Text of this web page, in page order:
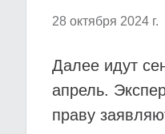
28 октября 2024 г.
Далее идут
апрель.
праву